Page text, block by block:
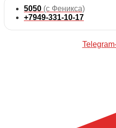
5050 (с Феникса)
+7949-331-10-17